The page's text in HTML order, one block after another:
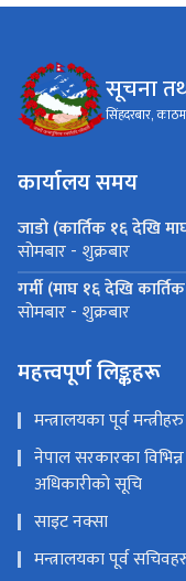
सूचना
सिंहदरबार,
कार्यालय समय
जाडो (कार्तिक १६ देखि
सोमबार - शुक्रबार
गर्मी (माघ १६ देखि
सोमबार - शुक्रबार
महत्त्वपूर्ण लिङ्कहरू
मन्त्रालयका पूर्व मन्त्रीहरु
नेपाल सरकारका
अधिकारीको सूचि
साइट नक्सा
मन्त्रालयका पूर्व